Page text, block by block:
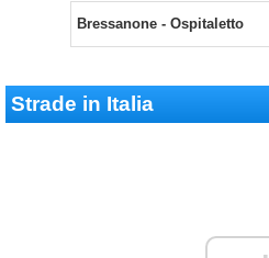
Bressanone - Ospitaletto
Strade in Italia